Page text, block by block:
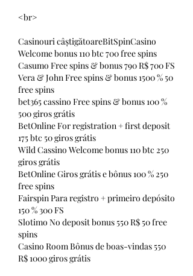
<br>
Casinouri câștigătoareBitSpinCasino
Welcome bonus 110 btc 700 free spins
Casumo Free spins & bonus 790 R$ 700 FS
Vera & John Free spins & bonus 1500 % 50
free spins
bet365 cassino Free spins & bonus 100 %
500 giros grátis
BetOnline For registration + first deposit
175 btc 50 giros grátis
Wild Cassino Welcome bonus 110 btc 250
giros grátis
BetOnline Giros grátis e bônus 100 % 250
free spins
Fairspin Para registro + primeiro depósito
150 % 300 FS
Slotimo No deposit bonus 550 R$ 50 free
spins
Casino Room Bônus de boas-vindas 550
R$ 1000 giros grátis